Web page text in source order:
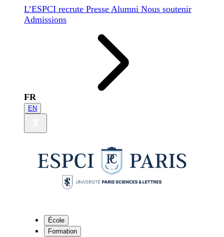
L’ESPCI recrute Presse Alumni Nous soutenir
Admissions
FR
EN
École
Formation